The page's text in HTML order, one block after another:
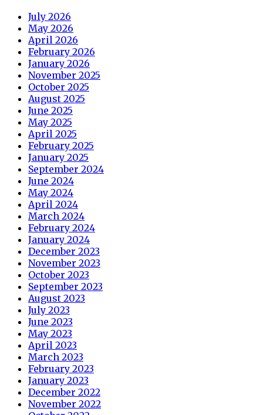
July 2026
May 2026
April 2026
February 2026
January 2026
November 2025
October 2025
August 2025
June 2025
May 2025
April 2025
February 2025
January 2025
September 2024
June 2024
May 2024
April 2024
March 2024
February 2024
January 2024
December 2023
November 2023
October 2023
September 2023
August 2023
July 2023
June 2023
May 2023
April 2023
March 2023
February 2023
January 2023
December 2022
November 2022